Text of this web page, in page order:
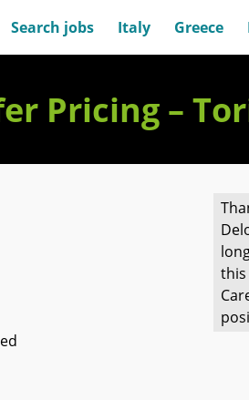
Search jobs Italy Greece
Pricing –
this